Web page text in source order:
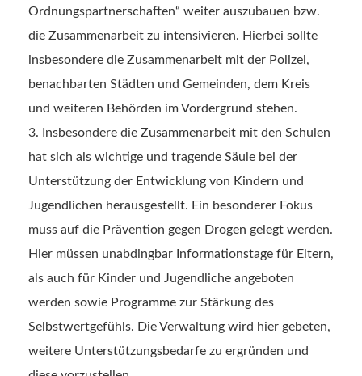
Ordnungspartnerschaften“ weiter auszubauen bzw.
die Zusammenarbeit zu intensivieren. Hierbei sollte
insbesondere die Zusammenarbeit mit der Polizei,
benachbarten Städten und Gemeinden, dem Kreis
und weiteren Behörden im Vordergrund stehen.
Insbesondere die Zusammenarbeit mit den Schulen
hat sich als wichtige und tragende Säule bei der
Unterstützung der Entwicklung von Kindern und
Jugendlichen herausgestellt. Ein besonderer Fokus
muss auf die Prävention gegen Drogen gelegt werden.
Hier müssen unabdingbar Informationstage für Eltern,
als auch für Kinder und Jugendliche angeboten
werden sowie Programme zur Stärkung des
Selbstwertgefühls. Die Verwaltung wird hier gebeten,
weitere Unterstützungsbedarfe zu ergründen und